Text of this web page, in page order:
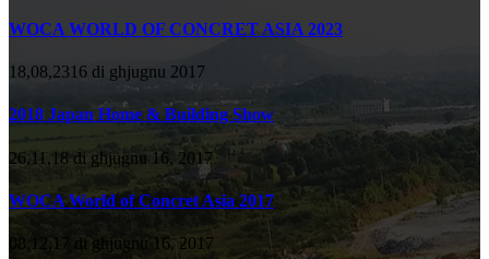
WOCA WORLD OF CONCRET ASIA 2023
18,08,2316 di ghjugnu 2017
2018 Japan Home & Building Show
26,11,18 di ghjugnu 16, 2017
WOCA World of Concret Asia 2017
08,12,17 di ghjugnu 16, 2017